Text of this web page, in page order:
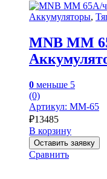
Аккумуляторы,
MNB MM
0 меньше 5
(0)
Артикул: MM-65
₽13485
В корзину
Оставить заявку
Сравнить